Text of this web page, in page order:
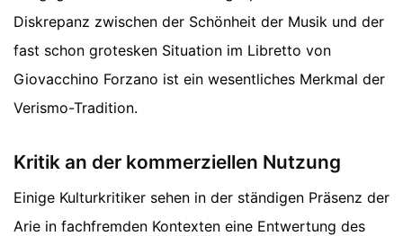
Diskrepanz zwischen der Schönheit der Musik und der
fast schon grotesken Situation im Libretto von
Giovacchino Forzano ist ein wesentliches Merkmal der
Verismo-Tradition.
Kritik an der kommerziellen Nutzung
Einige Kulturkritiker sehen in der ständigen Präsenz der
Arie in fachfremden Kontexten eine Entwertung des